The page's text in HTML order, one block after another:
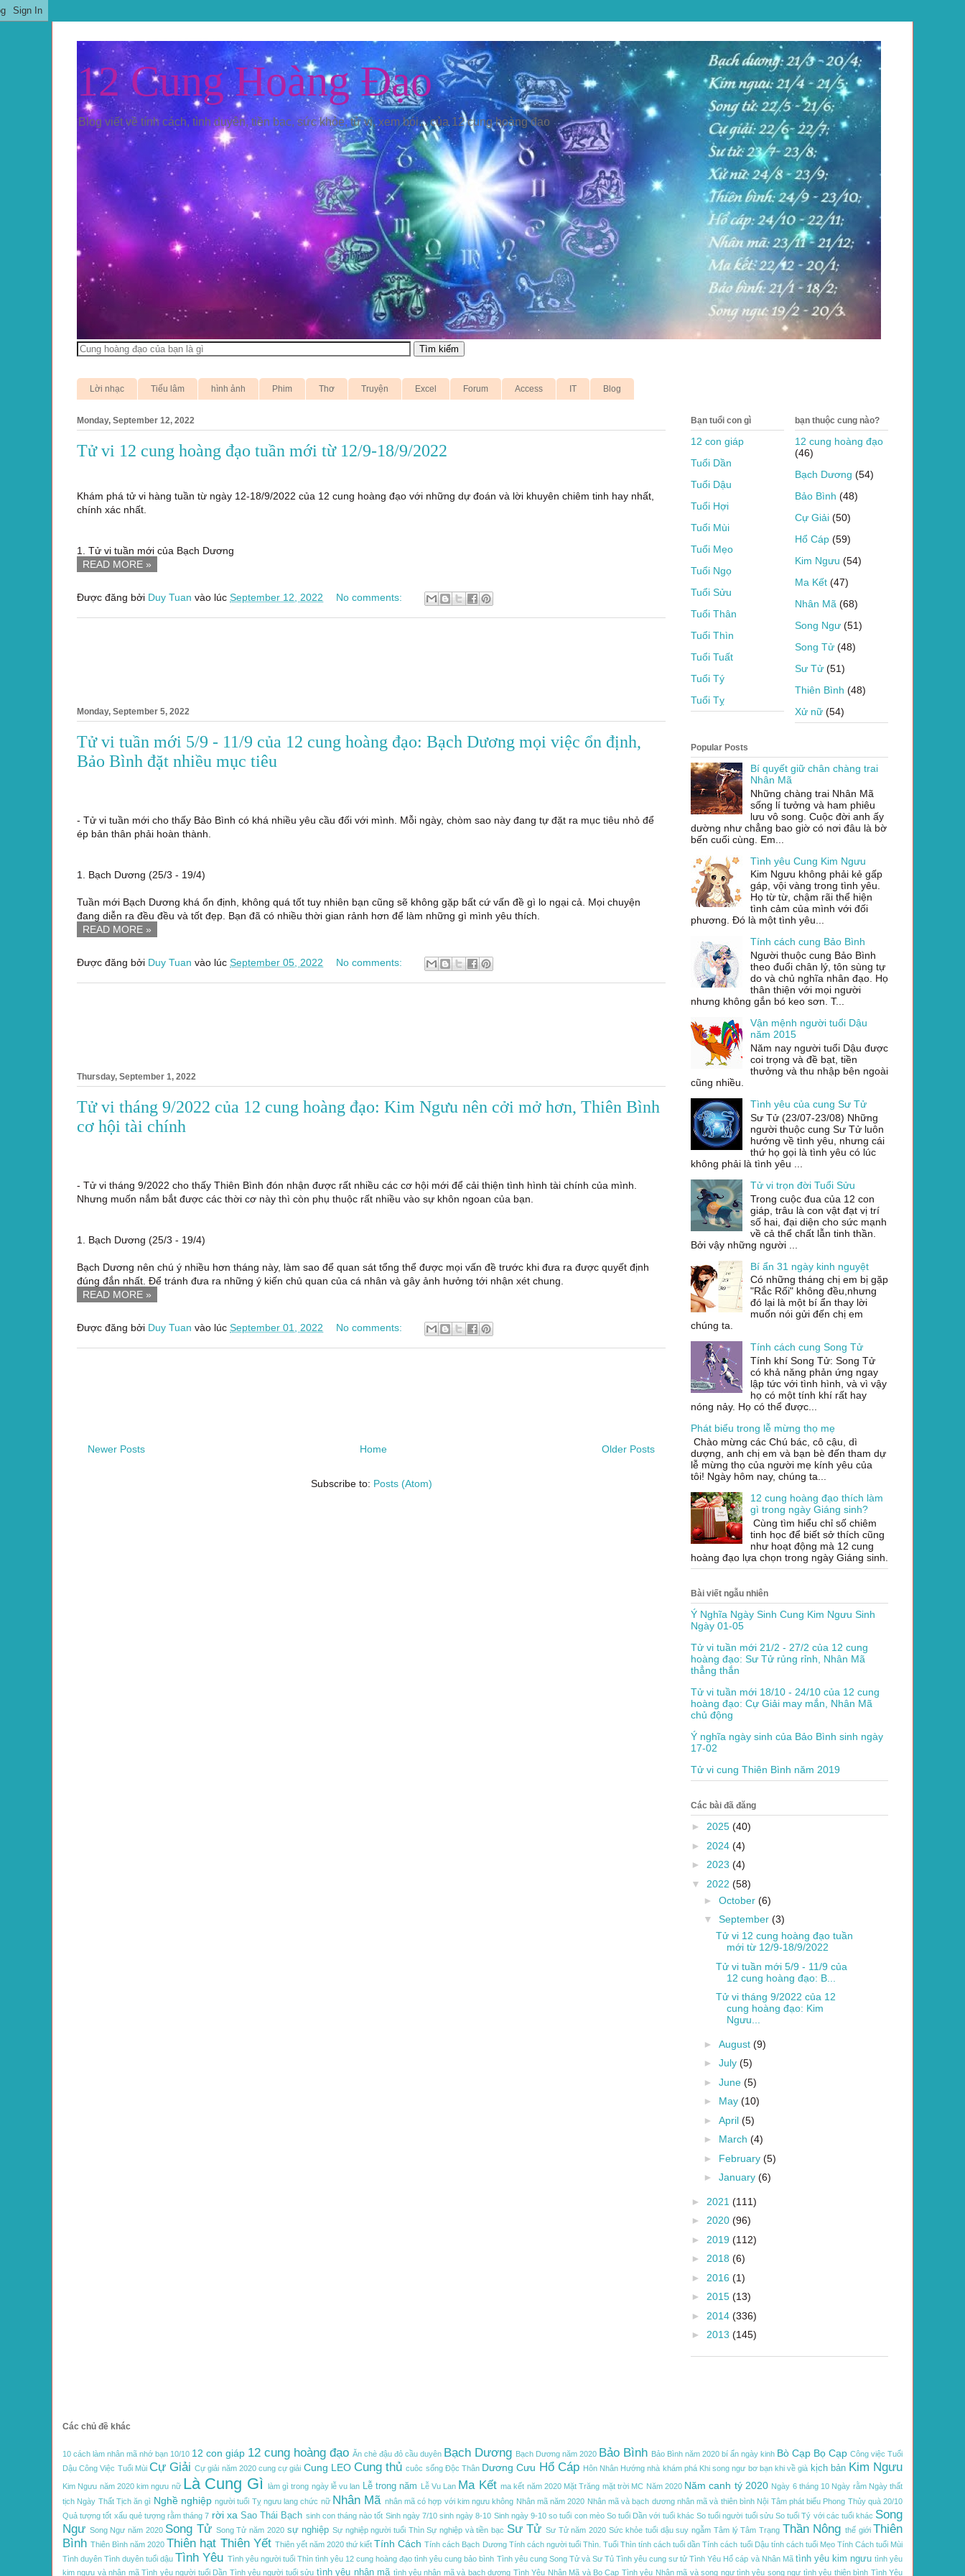
12 Cung Hoàng Đạo
Blog viết về tính cách, tình duyên, tiền bạc, sức khỏe, tử vi, xem bói... của 12 cung hoàng đạo
Lời nhạc Tiếu lâm hình ảnh Phim Thơ Truyện Excel Forum Access IT Blog
Monday, September 12, 2022
Tử vi 12 cung hoàng đạo tuần mới từ 12/9-18/9/2022
Khám phá tử vi hàng tuần từ ngày 12-18/9/2022 của 12 cung hoàng đạo với những dự đoán và lời khuyên chiêm tinh hay nhất,
chính xác nhất.
1. Tử vi tuần mới của Bạch Dương
READ MORE »
Được đăng bởi Duy Tuan vào lúc September 12, 2022 No comments:
Monday, September 5, 2022
Tử vi tuần mới 5/9 - 11/9 của 12 cung hoàng đạo: Bạch Dương mọi việc ổn định,
Bảo Bình đặt nhiều mục tiêu
- Tử vi tuần mới cho thấy Bảo Bình có khá nhiều yêu cầu đối với mình. Mỗi ngày, chòm sao này đang tự đặt ra mục tiêu nhỏ để
ép bản thân phải hoàn thành.
1. Bạch Dương (25/3 - 19/4)
Tuần mới Bạch Dương khá ổn định, không quá tốt tuy nhiên bạn cũng sẽ không gặp bất cứ vấn đề gì lo ngại cả. Mọi chuyện
đang diễn ra đều đều và tốt đẹp. Bạn đã có nhiều thời gian rảnh hơn để làm những gì mình yêu thích.
READ MORE »
Được đăng bởi Duy Tuan vào lúc September 05, 2022 No comments:
Thursday, September 1, 2022
Tử vi tháng 9/2022 của 12 cung hoàng đạo: Kim Ngưu nên cởi mở hơn, Thiên Bình
cơ hội tài chính
- Tử vi tháng 9/2022 cho thấy Thiên Bình đón nhận được rất nhiều các cơ hội mới để cải thiện tình hình tài chính của mình.
Nhưng muốn nắm bắt được các thời cơ này thì còn phụ thuộc rất nhiều vào sự khôn ngoan của bạn.
1. Bạch Dương (25/3 - 19/4)
Bạch Dương nên chú ý nhiều hơn tháng này, làm sao để quan sát tổng thể được mọi vấn đề trước khi đưa ra được quyết định
đúng đắn nhất. Để tránh đưa ra những ý kiến chủ quan của cá nhân và gây ảnh hưởng tới nhận xét chung.
READ MORE »
Được đăng bởi Duy Tuan vào lúc September 01, 2022 No comments:
Newer Posts Older Posts
Home
Subscribe to: Posts (Atom)
Bạn tuổi con gì
12 con giáp
Tuổi Dần
Tuổi Dậu
Tuổi Hợi
Tuổi Mùi
Tuổi Mẹo
Tuổi Ngọ
Tuổi Sửu
Tuổi Thân
Tuổi Thìn
Tuổi Tuất
Tuổi Tý
Tuổi Tỵ
bạn thuộc cung nào?
12 cung hoàng đạo
(46)
Bạch Dương (54)
Bảo Bình (48)
Cự Giải (50)
Hổ Cáp (59)
Kim Ngưu (54)
Ma Kết (47)
Nhân Mã (68)
Song Ngư (51)
Song Tử (48)
Sư Tử (51)
Thiên Bình (48)
Xử nữ (54)
Popular Posts
Bí quyết giữ chân chàng trai
Nhân Mã
Những chàng trai Nhân Mã
sống lí tưởng và ham phiêu
lưu vô song. Cuộc đời anh ấy
dường như chẳng bao giờ có nơi đâu là bờ
bến cuối cùng. Em...
Tình yêu Cung Kim Ngưu
Kim Ngưu không phải kẻ gấp
gáp, vội vàng trong tình yêu.
Họ từ từ, chậm rãi thể hiện
tình cảm của mình với đối
phương. Đó là một tình yêu...
Tính cách cung Bảo Bình
Người thuộc cung Bảo Bình
theo đuổi chân lý, tôn sùng tự
do và chủ nghĩa nhân đạo. Họ
thân thiện với mọi người
nhưng không gắn bó keo sơn. T...
Vận mệnh người tuổi Dậu
năm 2015
Năm nay người tuổi Dậu được
coi trọng và đề bạt, tiền
thưởng và thu nhập bên ngoài
cũng nhiều.
Tình yêu của cung Sư Tử
Sư Tử (23/07-23/08) Những
người thuộc cung Sư Tử luôn
hướng về tình yêu, nhưng cái
thứ họ gọi là tình yêu có lúc
không phải là tình yêu ...
Tử vi trọn đời Tuổi Sửu
Trong cuộc đua của 12 con
giáp, trâu là con vật đạt vị trí
số hai, đại diện cho sức mạnh
về cả thể chất lẫn tinh thần.
Bởi vậy những người ...
Bí ẩn 31 ngày kinh nguyệt
Có những tháng chị em bị gặp
"Rắc Rối" không đều,nhưng
đó lại là một bí ẩn thay lời
muốn nói gửi đến chị em
chúng ta.
Tính cách cung Song Tử
Tính khí Song Tử: Song Tử
có khả năng phản ứng ngay
lập tức với tình hình, và vì vậy
họ có một tính khí rất hay
nóng nảy. Họ có thể được...
Phát biểu trong lễ mừng thọ mẹ
Chào mừng các Chú bác, cô cậu, dì
dượng, anh chị em và bạn bè đến tham dự
lễ mừng thọ của người mẹ kính yêu của
tôi! Ngày hôm nay, chúng ta...
12 cung hoàng đạo thích làm
gì trong ngày Giáng sinh?
Cùng tìm hiểu chỉ số chiêm
tinh học để biết sở thích cũng
như hoạt động mà 12 cung
hoàng đạo lựa chọn trong ngày Giáng sinh.
Bài viết ngẫu nhiên
Ý Nghĩa Ngày Sinh Cung Kim Ngưu Sinh
Ngày 01-05
Tử vi tuần mới 21/2 - 27/2 của 12 cung
hoàng đạo: Sư Tử rủng rỉnh, Nhân Mã
thẳng thắn
Tử vi tuần mới 18/10 - 24/10 của 12 cung
hoàng đạo: Cự Giải may mắn, Nhân Mã
chủ động
Ý nghĩa ngày sinh của Bảo Bình sinh ngày
17-02
Tử vi cung Thiên Bình năm 2019
Các bài đã đăng
► 2025 (40)
► 2024 (4)
► 2023 (4)
▼ 2022 (58)
► October (6)
▼ September (3)
Tử vi 12 cung hoàng đạo tuần
mới từ 12/9-18/9/2022
Tử vi tuần mới 5/9 - 11/9 của
12 cung hoàng đạo: B...
Tử vi tháng 9/2022 của 12
cung hoàng đạo: Kim
Ngưu...
► August (9)
► July (5)
► June (5)
► May (10)
► April (5)
► March (4)
► February (5)
► January (6)
► 2021 (111)
► 2020 (96)
► 2019 (112)
► 2018 (6)
► 2016 (1)
► 2015 (13)
► 2014 (336)
► 2013 (145)
Các chủ đề khác
10 cách làm nhân mã nhớ bạn 10/10 12 con giáp 12 cung hoàng đạo Ăn chè đậu đỏ cầu duyên Bạch Dương Bạch Dương năm 2020 Bảo Bình Bảo Bình năm 2020 bí ẩn ngày kinh Bò Cạp Bọ Cạp Công việc Tuổi
Dậu Công Việc Tuổi Mùi Cự Giải Cự giải năm 2020 cung cự giải Cung LEO Cung thủ cuôc sống Độc Thân Dương Cưu Hổ Cáp Hôn Nhân Hướng nhà khám phá Khi song ngư bơ bạn khi về già kịch bản Kim Ngưu
Kim Ngưu năm 2020 kim ngưu nữ Là Cung Gì làm gì trong ngày lễ vu lan Lễ trong năm Lễ Vu Lan Ma Kết ma kết năm 2020 Mặt Trăng mặt trời MC Năm 2020 Năm canh tý 2020 Ngày 6 tháng 10 Ngày rằm Ngày thất
tịch Ngày Thất Tịch ăn gì Nghề nghiệp người tuổi Tỵ ngưu lang chức nữ Nhân Mã nhân mã có hợp với kim ngưu không Nhân mã năm 2020 Nhân mã và bạch dương nhân mã và thiên bình Nội Tâm phát biểu Phong Thủy quà 20/10
Quả tượng tốt xấu quẻ tượng rằm tháng 7 rời xa Sao Thái Bạch sinh con tháng nào tốt Sinh ngày 7/10 sinh ngày 8-10 Sinh ngày 9-10 so tuổi con mèo So tuổi Dần với tuổi khác So tuổi người tuổi sửu So tuổi Tý với các tuổi khác Song
Ngư Song Ngư năm 2020 Song Tử Song Tử năm 2020 sự nghiệp Sự nghiệp người tuổi Thìn Sự nghiệp và tiền bạc Sư Tử Sư Tử năm 2020 Sức khỏe tuổi dậu suy ngẫm Tâm lý Tâm Trạng Thần Nông thế giới Thiên
Bình Thiên Bình năm 2020 Thiên hạt Thiên Yết Thiên yết năm 2020 thứ kiết Tính Cách Tính cách Bạch Dương Tính cách người tuổi Thìn. Tuổi Thìn tính cách tuổi dần Tính cách tuổi Dậu tính cách tuổi Mẹo Tính Cách tuổi Mùi
Tình duyên Tình duyên tuổi dậu Tình Yêu Tình yêu người tuổi Thìn tình yêu 12 cung hoàng đạo tình yêu cung bảo bình Tình yêu cung Song Tử và Sư Tủ Tình yêu cung sư tử Tình Yêu Hổ cáp và Nhân Mã tình yêu kim ngưu tình yêu
kim ngưu và nhân mã Tình yêu người tuổi Dần Tình yêu người tuổi sửu tình yêu nhân mã tình yêu nhân mã và bạch dương Tình Yêu Nhân Mã và Bọ Cạp Tình yêu Nhân mã và song ngư tình yêu song ngư tình yêu thiên bình Tình Yêu